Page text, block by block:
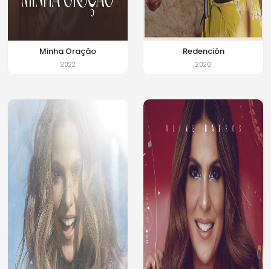
Minha Oração
2022
Redención
2020